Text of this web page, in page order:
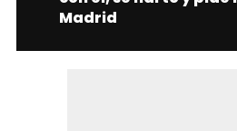
Madrid